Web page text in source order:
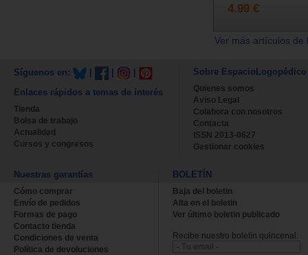
4.99 €
Ver más artículos
Síguenos en:
Enlaces rápidos a temas de interés
Tienda
Bolsa de trabajo
Actualidad
Cursos y congresos
Sobre EspacioLogopédico
Quienes somos
Aviso Legal
Colabora con nosotros
Contacta
ISSN 2013-0627
Gestionar cookies
Nuestras garantías
Cómo comprar
Envío de pedidos
Formas de pago
Contacto tienda
Condiciones de venta
Política de devoluciones
BOLETÍN
Baja del boletin
Alta en el boletin
Ver último boletin publicado
Recibe nuestro boletín quincenal.